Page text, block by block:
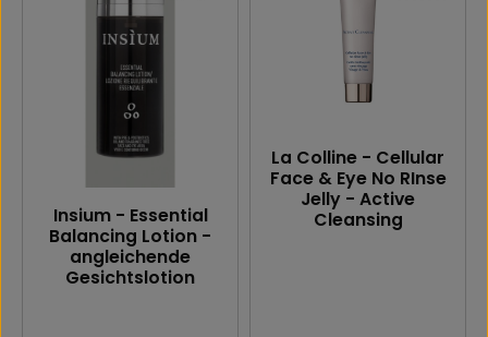
Insium - Essential
Balancing Lotion -
angleichende
Gesichtslotion
La Colline - Cellular
Face & Eye No RInse
Jelly - Active
Cleansing